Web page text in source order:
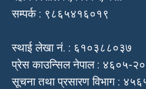
सम्पर्क : ९८६५४१६०१९
स्थाई लेखा नं. : ६१०३८८०३७
प्रेस काउन्सिल नेपाल : ४६०५-
सूचना तथा प्रसारण विभाग :